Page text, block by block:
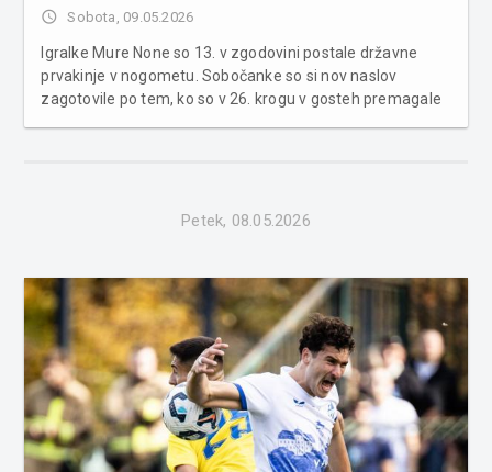
access_time Sobota, 09.05.2026
Igralke Mure None so 13. v zgodovini postale državne
prvakinje v nogometu. Sobočanke so si nov naslov
zagotovile po tem, ko so v 26. krogu v gosteh premagale
Petek, 08.05.2026